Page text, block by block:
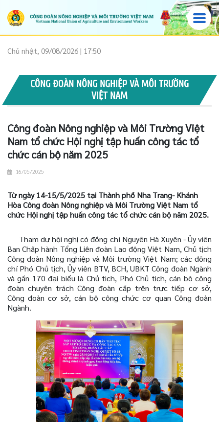
Chủ nhật, 09/08/2026 | 17:50
CÔNG ĐOÀN NÔNG NGHIỆP VÀ MÔI TRƯỜNG
VIỆT NAM
Công đoàn Nông nghiệp và Môi Trường Việt
Nam tổ chức Hội nghị tập huấn công tác tổ
chức cán bộ năm 2025
16/05/2025
Từ ngày 14-15/5/2025 tại Thành phố Nha Trang- Khánh
Hòa Công đoàn Nông nghiệp và Môi Trường Việt Nam tổ
chức Hội nghị tập huấn công tác tổ chức cán bộ năm 2025.
Tham dự hội nghị có đồng chí Nguyễn Hà Xuyên - Ủy viên
Ban Chấp hành Tổng Liên đoàn Lao động Việt Nam, Chủ tịch
Công đoàn Nông nghiệp và Môi trường Việt Nam; các đồng
chí Phó Chủ tịch, Ủy viên BTV, BCH, UBKT Công đoàn Ngành
và gần 170 đại biểu là Chủ tịch, Phó Chủ tịch, cán bộ công
đoàn chuyên trách Công đoàn cấp trên trực tiếp cơ sở,
Công đoàn cơ sở, cán bộ công chức cơ quan Công đoàn
Ngành.